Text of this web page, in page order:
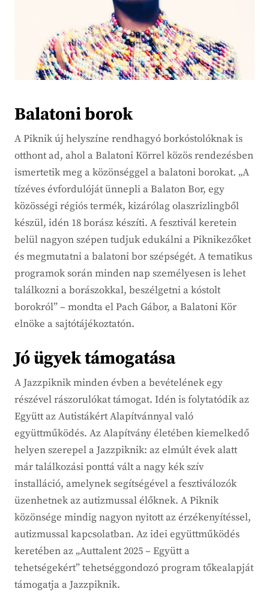
Balatoni borok
A Piknik új helyszíne rendhagyó borkóstolóknak is
otthont ad, ahol a Balatoni Körrel közös rendezésben
ismertetik meg a közönséggel a balatoni borokat. „A
tízéves évfordulóját ünnepli a Balaton Bor, egy
közösségi régiós termék, kizárólag olaszrizlingből
készül, idén 18 borász készíti. A fesztivál keretein
belül nagyon szépen tudjuk edukálni a Piknikezőket
és megmutatni a balatoni bor szépségét. A tematikus
programok során minden nap személyesen is lehet
találkozni a borászokkal, beszélgetni a kóstolt
borokról” – mondta el Pach Gábor, a Balatoni Kör
elnöke a sajtótájékoztatón.
Jó ügyek támogatása
A Jazzpiknik minden évben a bevételének egy
részével rászorulókat támogat. Idén is folytatódik az
Együtt az Autistákért Alapítvánnyal való
együttműködés. Az Alapítvány életében kiemelkedő
helyen szerepel a Jazzpiknik: az elmúlt évek alatt
már találkozási ponttá vált a nagy kék szív
installáció, amelynek segítségével a fesztiválozók
üzenhetnek az autizmussal élőknek. A Piknik
közönsége mindig nagyon nyitott az érzékenyítéssel,
autizmussal kapcsolatban. Az idei együttműködés
keretében az „Auttalent 2025 – Együtt a
tehetségekért” tehetséggondozó program tőkealapját
támogatja a Jazzpiknik.